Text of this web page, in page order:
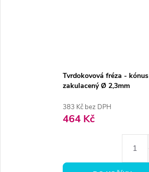
Tvrdokovová fréza - kónus
zakulacený Ø 2,3mm
383 Kč bez DPH
464 Kč